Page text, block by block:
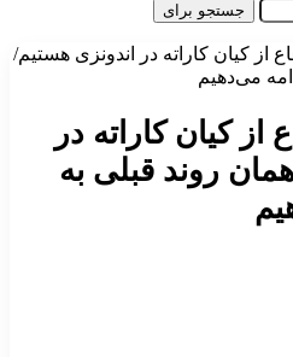
جستجو برای
از کیان کاراته در اندونزی هستیم/
می‌دهیم
کیان کاراته در
روند قبلی به